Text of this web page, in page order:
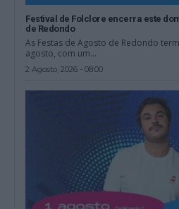
Festival de Folclore encerra este
de Redondo
As Festas de Agosto de Redondo
agosto, com um...
2 Agosto, 2026 - 08:00